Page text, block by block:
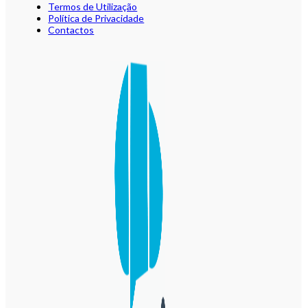
Termos de Utilização
Política de Privacidade
Contactos